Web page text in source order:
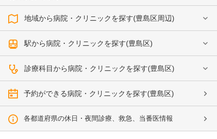
地域から病院・クリニックを探す(豊島区周辺)
駅から病院・クリニックを探す(豊島区)
診療科目から病院・クリニックを探す(豊島区)
予約ができる病院・クリニックを探す(豊島区)
各都道府県の休日・夜間診療、救急、当番医情報